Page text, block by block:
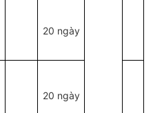
20 ngày
20 ngày